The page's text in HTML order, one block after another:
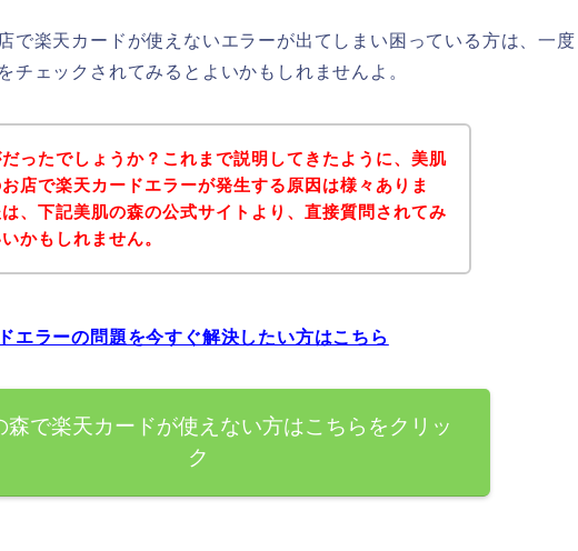
で楽天カードが使えないエラーが出てしまい困っている方は、一度
チェックされてみるとよいかもしれませんよ。
ったでしょうか？これまで説明してきたように、美肌
店で楽天カードエラーが発生する原因は様々ありま
、下記美肌の森の公式サイトより、直接質問されてみ
かもしれません。
エラーの問題を今すぐ解決したい方はこちら
森で楽天カードが使えない方はこちらをクリッ
ク